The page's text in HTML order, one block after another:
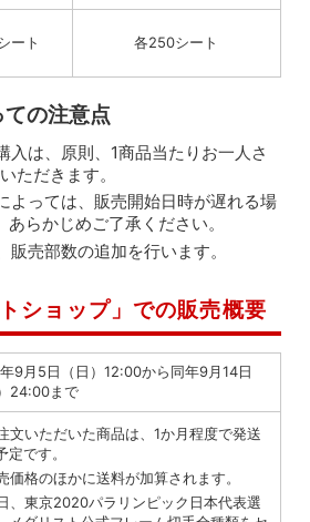
ート 各250シート
の注意点
入は、原則、1商品当たりお一人さ
ただきます。
よっては、販売開始日時が遅れる場
らかじめご了承ください。
販売部数の追加を行います。
ショップ」での販売概要
9月5日（日）12:00から同年9月14日
24:00まで
文いただいた商品は、1か月程度で発送
定です。
価格のほかに送料が加算されます。
、東京2020パラリンピック日本代表選